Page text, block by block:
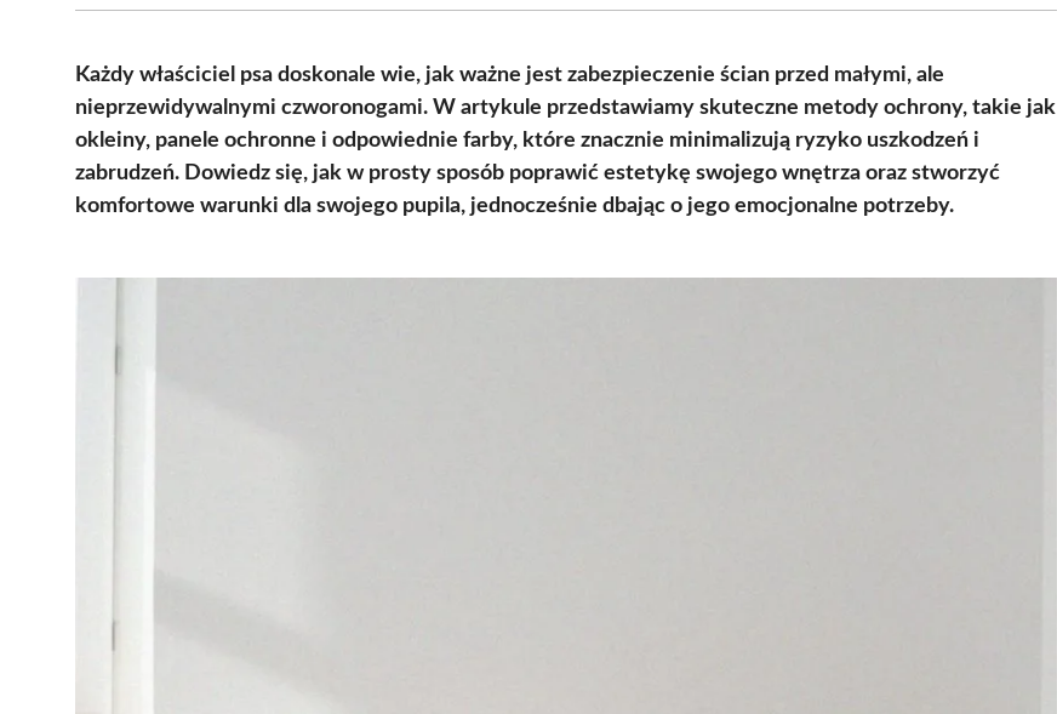
(Twitter)
Każdy właściciel psa doskonale wie, jak ważne jest zabezpieczenie ścian przed małymi, ale
nieprzewidywalnymi czworonogami. W artykule przedstawiamy skuteczne metody ochrony, takie jak
okleiny, panele ochronne i odpowiednie farby, które znacznie minimalizują ryzyko uszkodzeń i
zabrudzeń. Dowiedz się, jak w prosty sposób poprawić estetykę swojego wnętrza oraz stworzyć
komfortowe warunki dla swojego pupila, jednocześnie dbając o jego emocjonalne potrzeby.